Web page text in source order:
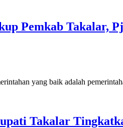
Pemkab Takalar,
yang baik adalah
Takalar